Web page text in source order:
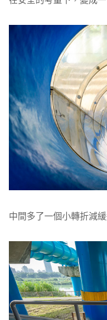
中間多了一個小轉折減緩